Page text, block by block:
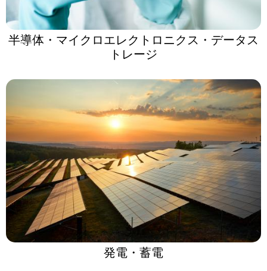
半導体・マイクロエレクトロニクス・データス
トレージ
発電・蓄電